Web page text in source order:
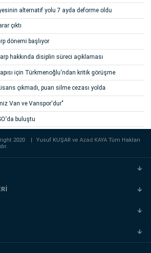
alternatif yolu 7 ayda deforme oldu
çıktı
dönemi başlıyor
hakkında disiplin süreci açıklaması
için Türkmenoğlu'ndan kritik görüşme
çıkmadı, puan silme cezası yolda
Van ve Vanspor'dur"
buluştu
2020 Yusuf KUŞAR veAzad KAYATüm Hakları